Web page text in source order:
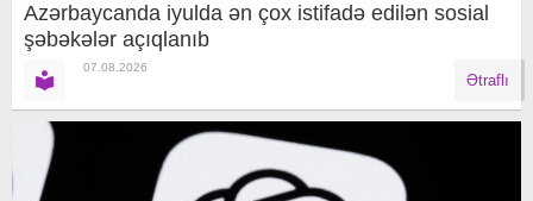
Azərbaycanda iyulda ən çox istifadə edilən sosial
şəbəkələr açıqlanıb
07.08.2026
Ətraflı